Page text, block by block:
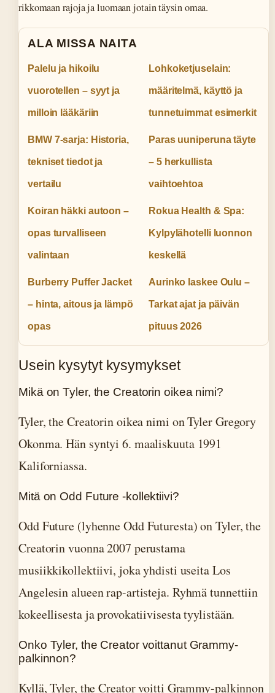
rikkomaan rajoja ja luomaan jotain täysin omaa.
ALA MISSA NAITA
Palelu ja hikoilu
vuorotellen – syyt ja
milloin lääkäriin
Lohkoketjuselain:
määritelmä, käyttö ja
tunnetuimmat esimerkit
BMW 7-sarja: Historia,
tekniset tiedot ja
vertailu
Paras uuniperuna täyte
– 5 herkullista
vaihtoehtoa
Koiran häkki autoon –
opas turvalliseen
valintaan
Rokua Health & Spa:
Kylpylähotelli luonnon
keskellä
Burberry Puffer Jacket
– hinta, aitous ja lämpö
opas
Aurinko laskee Oulu –
Tarkat ajat ja päivän
pituus 2026
Usein kysytyt kysymykset
Mikä on Tyler, the Creatorin oikea nimi?
Tyler, the Creatorin oikea nimi on Tyler Gregory
Okonma. Hän syntyi 6. maaliskuuta 1991
Kaliforniassa.
Mitä on Odd Future -kollektiivi?
Odd Future (lyhenne Odd Futuresta) on Tyler, the
Creatorin vuonna 2007 perustama
musiikkikollektiivi, joka yhdisti useita Los
Angelesin alueen rap-artisteja. Ryhmä tunnettiin
kokeellisesta ja provokatiivisesta tyylistään.
Onko Tyler, the Creator voittanut Grammy-
palkinnon?
Kyllä, Tyler, the Creator voitti Grammy-palkinnon